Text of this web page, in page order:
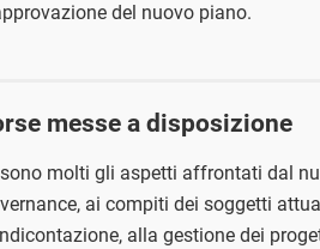
del nuovo piano.
messe a disposizione
molti gli aspetti affrontati dal
ai compiti dei soggetti
alla gestione dei